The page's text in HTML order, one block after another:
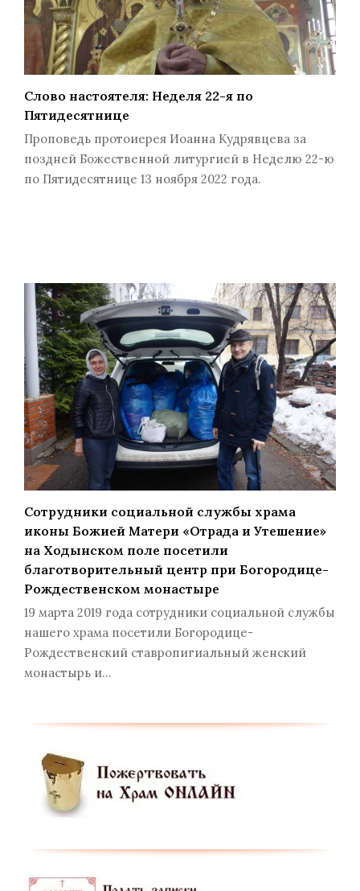
Слово настоятеля: Неделя 22-я по
Пятидесятнице
Проповедь протоиерея Иоанна Кудрявцева за
поздней Божественной литургией в Неделю 22-ю
по Пятидесятнице 13 ноября 2022 года.
Сотрудники социальной службы храма
иконы Божией Матери «Отрада и Утешение»
на Ходынском поле посетили
благотворительный центр при Богородице-
Рождественском монастыре
19 марта 2019 года сотрудники социальной службы
нашего храма посетили Богородице-
Рождественский ставропигиальный женский
монастырь и…